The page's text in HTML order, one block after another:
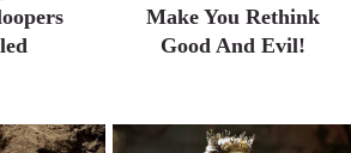
Make You Rethink
Good And Evil!